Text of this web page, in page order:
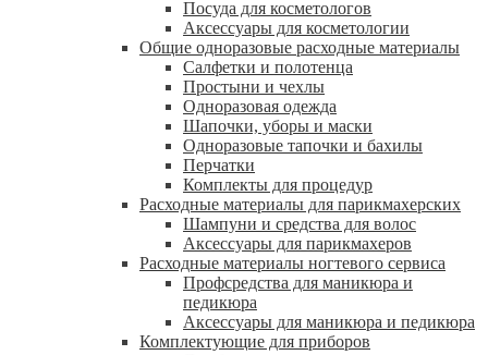
Посуда для косметологов
Аксессуары для косметологии
Общие одноразовые расходные материалы
Салфетки и полотенца
Простыни и чехлы
Одноразовая одежда
Шапочки, уборы и маски
Одноразовые тапочки и бахилы
Перчатки
Комплекты для процедур
Расходные материалы для парикмахерских
Шампуни и средства для волос
Аксессуары для парикмахеров
Расходные материалы ногтевого сервиса
Профсредства для маникюра и
педикюра
Аксессуары для маникюра и педикюра
Комплектующие для приборов